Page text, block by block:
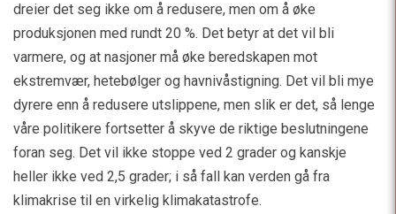
dreier det seg ikke om å redusere, men om å øke
produksjonen med rundt 20 %. Det betyr at det vil bli
varmere, og at nasjoner må øke beredskapen mot
ekstremvær, hetebølger og havnivåstigning. Det vil bli mye
dyrere enn å redusere utslippene, men slik er det, så lenge
våre politikere fortsetter å skyve de riktige beslutningene
foran seg. Det vil ikke stoppe ved 2 grader og kanskje
heller ikke ved 2,5 grader; i så fall kan verden gå fra
klimakrise til en virkelig klimakatastrofe.